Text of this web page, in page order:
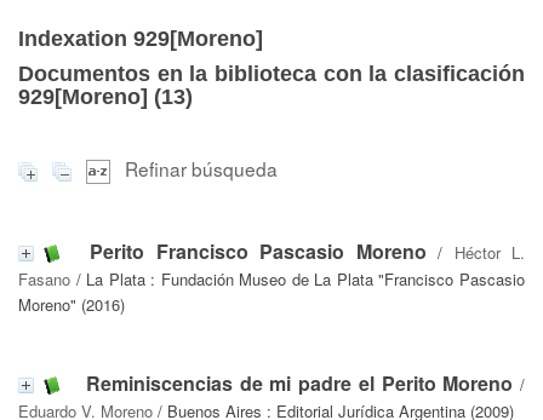
Indexation 929[Moreno]
Documentos en la biblioteca con la clasificación
929[Moreno] (13)
Refinar búsqueda
Perito Francisco Pascasio Moreno / Héctor L.
Fasano / La Plata : Fundación Museo de La Plata "Francisco Pascasio
Moreno" (2016)
Reminiscencias de mi padre el Perito Moreno /
Eduardo V. Moreno / Buenos Aires : Editorial Jurídica Argentina (2009)